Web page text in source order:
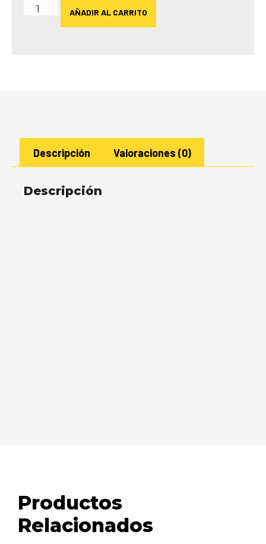
AÑADIR AL CARRITO
Descripción Valoraciones (0)
Descripción
Productos
Relacionados